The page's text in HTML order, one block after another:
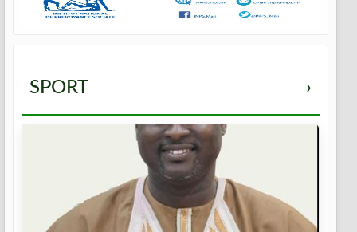
SPORT ›